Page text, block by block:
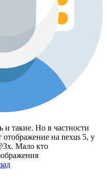
и такие. Но в частности
отображение на nexus 5, у
Мало кто